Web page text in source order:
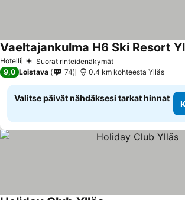
Hotelli Suorat rinteidenäkymät
Vaeltajankulma H6 Ski Resort
9,0 Loistava 74 0.4 km kohteesta Ylläs
Valitse päivät nähdäksesi tarkat hinnat